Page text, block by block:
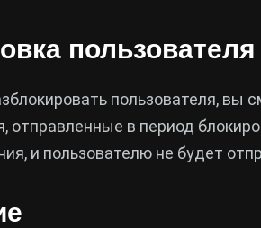
пользователя
пользователя, вы
отправленные в период
и пользователю не будет